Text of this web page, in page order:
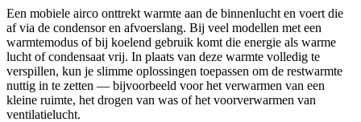
Een mobiele airco onttrekt warmte aan de binnenlucht en voert die
af via de condensor en afvoerslang. Bij veel modellen met een
warmtemodus of bij koelend gebruik komt die energie als warme
lucht of condensaat vrij. In plaats van deze warmte volledig te
verspillen, kun je slimme oplossingen toepassen om de restwarmte
nuttig in te zetten — bijvoorbeeld voor het verwarmen van een
kleine ruimte, het drogen van was of het voorverwarmen van
ventilatielucht.